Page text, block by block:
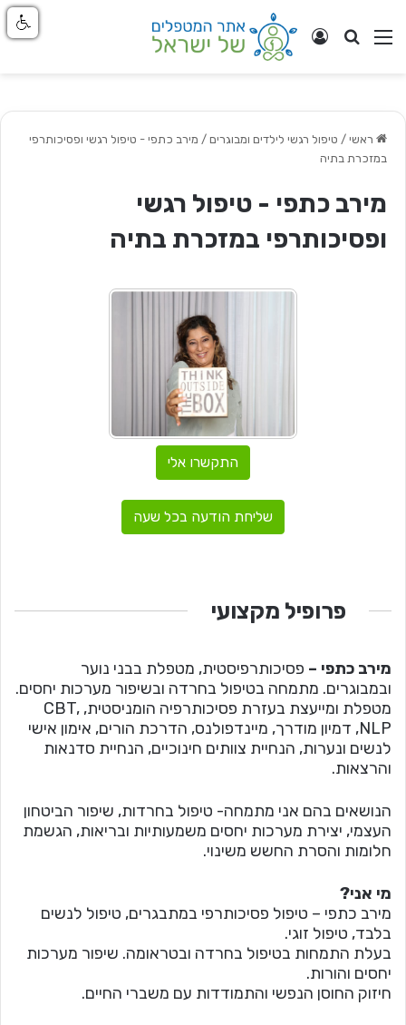
ניווט באתר
חפש התחבר
ראשי / טיפול רגשי לילדים ומבוגרים / מירב כתפי - טיפול רגשי ופסיכותרפי
במזכרת בתיה
מירב כתפי - טיפול רגשי
ופסיכותרפי במזכרת בתיה
התקשרו אלי
שליחת הודעה בכל שעה
פרופיל מקצועי
מירב כתפי – פסיכותרפיסטית, מטפלת בבני נוער
ובמבוגרים. מתמחה בטיפול בחרדה ובשיפור מערכות יחסים.
מטפלת ומייעצת בעזרת פסיכותרפיה הומניסטית, CBT,
NLP, דמיון מודרך, מיינדפולנס, הדרכת הורים, אימון אישי
לנשים ונערות, הנחיית צוותים חינוכיים, הנחיית סדנאות
והרצאות.
הנושאים בהם אני מתמחה- טיפול בחרדות, שיפור הביטחון
העצמי, יצירת מערכות יחסים משמעותיות ובריאות, הגשמת
חלומות והסרת החשש משינוי.
מי אני?
מירב כתפי – טיפול פסיכותרפי במתבגרים, טיפול לנשים
בלבד, טיפול זוגי.
בעלת התמחות בטיפול בחרדה ובטראומה. שיפור מערכות
יחסים והורות.
חיזוק החוסן הנפשי והתמודדות עם משברי החיים.